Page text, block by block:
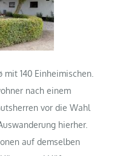
140 Einheimischen.
nach einem
vor die Wahl
hierher.
auf demselben